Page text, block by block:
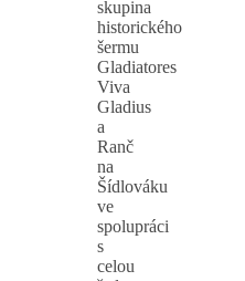
skupina
historického
šermu
Gladiatores
Viva
Gladius
a
Ranč
na
Šídlováku
ve
spolupráci
s
celou